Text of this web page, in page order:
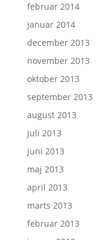
februar 2014
januar 2014
december 2013
november 2013
oktober 2013
september 2013
august 2013
juli 2013
juni 2013
maj 2013
april 2013
marts 2013
februar 2013